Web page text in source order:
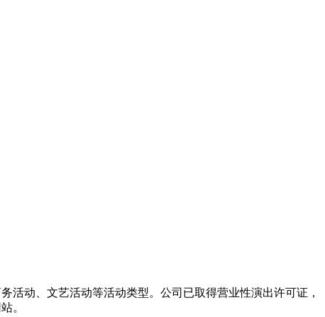
活动、文艺活动等活动类型。公司已取得营业性演出许可证，
。